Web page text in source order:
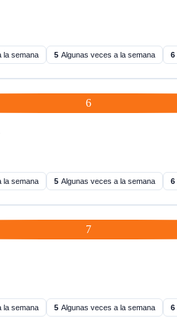
la semana 5 Algunas veces a la semana 6
6
la semana 5 Algunas veces a la semana 6
7
la semana 5 Algunas veces a la semana 6